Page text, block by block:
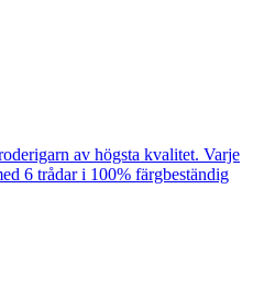
av högsta kvalitet. Varje
6 trådar i 100% färgbeständig